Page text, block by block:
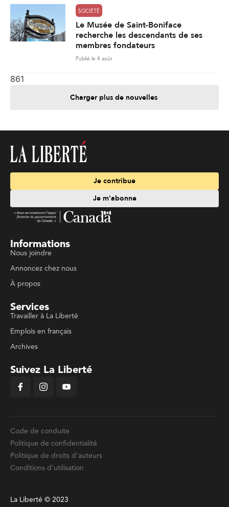
SOCIÉTÉ
Le Musée de Saint-Boniface
recherche les descendants de ses
membres fondateurs
Publié le 4 août
861
Charger plus de nouvelles
Je contribue
Je m'abonne
Informations
Nous joindre
Annoncez chez nous
À propos
Services
Travailler à La Liberté
Emplois en français
Archives
Suivez La Liberté
Code de conduite
Politique de confidentialité
Politique de droits d'auteurs
Conditions d'utilisation
La Liberté © 2023